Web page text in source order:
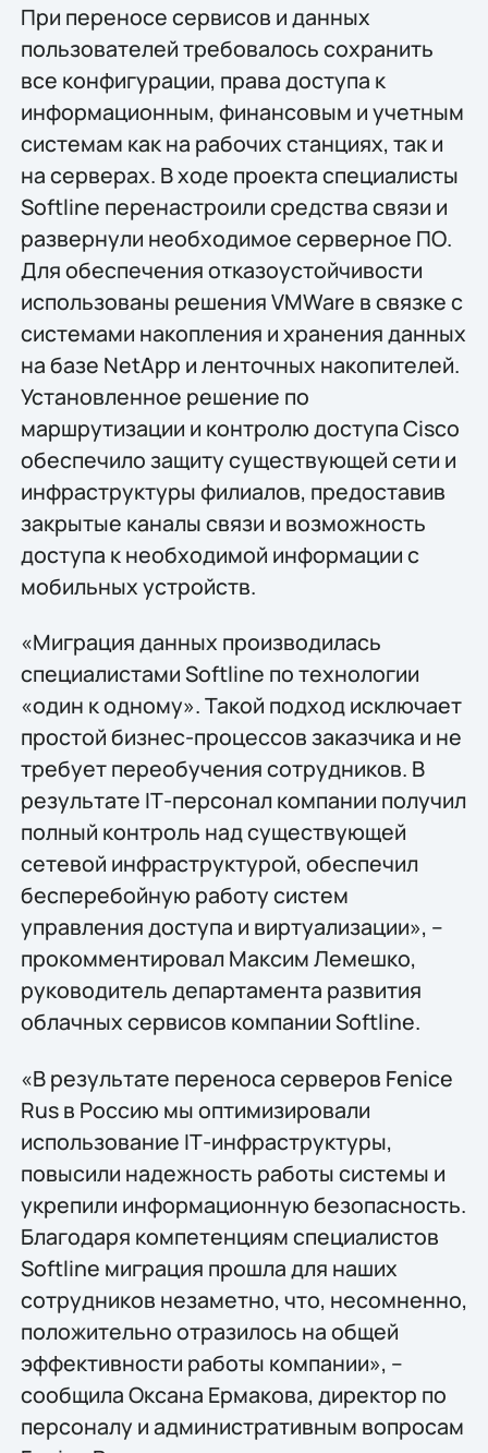
При переносе сервисов и данных
пользователей требовалось сохранить
все конфигурации, права доступа к
информационным, финансовым и учетным
системам как на рабочих станциях, так и
на серверах. В ходе проекта специалисты
Softline перенастроили средства связи и
развернули необходимое серверное ПО.
Для обеспечения отказоустойчивости
использованы решения VMWare в связке с
системами накопления и хранения данных
на базе NetApp и ленточных накопителей.
Установленное решение по
маршрутизации и контролю доступа Cisco
обеспечило защиту существующей сети и
инфраструктуры филиалов, предоставив
закрытые каналы связи и возможность
доступа к необходимой информации с
мобильных устройств.
«Миграция данных производилась
специалистами Softline по технологии
«один к одному». Такой подход исключает
простой бизнес-процессов заказчика и не
требует переобучения сотрудников. В
результате IТ-персонал компании получил
полный контроль над существующей
сетевой инфраструктурой, обеспечил
бесперебойную работу систем
управления доступа и виртуализации», –
прокомментировал Максим Лемешко,
руководитель департамента развития
облачных сервисов компании Softline.
«В результате переноса серверов Fenice
Rus в Россию мы оптимизировали
использование IТ-инфраструктуры,
повысили надежность работы системы и
укрепили информационную безопасность.
Благодаря компетенциям специалистов
Softline миграция прошла для наших
сотрудников незаметно, что, несомненно,
положительно отразилось на общей
эффективности работы компании», –
сообщила Оксана Ермакова, директор по
персоналу и административным вопросам